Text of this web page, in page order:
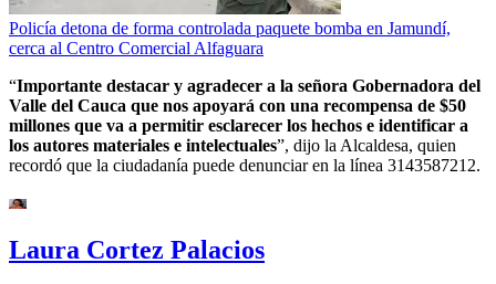
Policía detona de forma controlada paquete bomba en Jamundí,
cerca al Centro Comercial Alfaguara
“Importante destacar y agradecer a la señora Gobernadora del
Valle del Cauca que nos apoyará con una recompensa de $50
millones que va a permitir esclarecer los hechos e identificar a
los autores materiales e intelectuales”, dijo la Alcaldesa, quien
recordó que la ciudadanía puede denunciar en la línea 3143587212.
Laura Cortez Palacios